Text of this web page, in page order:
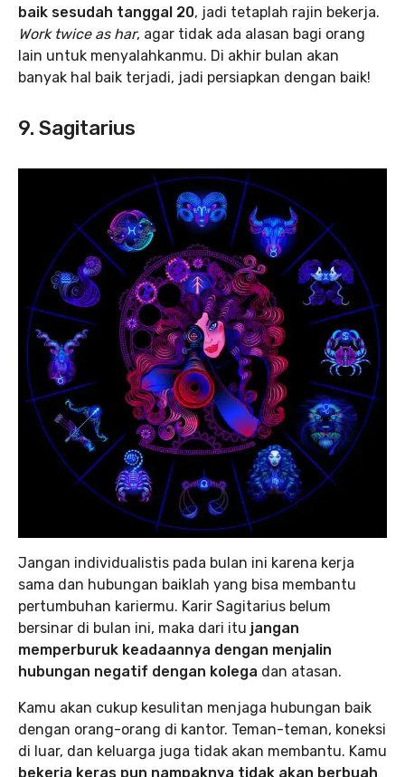
baik sesudah tanggal 20, jadi tetaplah rajin bekerja.
Work twice as har, agar tidak ada alasan bagi orang
lain untuk menyalahkanmu. Di akhir bulan akan
banyak hal baik terjadi, jadi persiapkan dengan baik!
9. Sagitarius
Jangan individualistis pada bulan ini karena kerja
sama dan hubungan baiklah yang bisa membantu
pertumbuhan kariermu. Karir Sagitarius belum
bersinar di bulan ini, maka dari itu jangan
memperburuk keadaannya dengan menjalin
hubungan negatif dengan kolega dan atasan.
Kamu akan cukup kesulitan menjaga hubungan baik
dengan orang-orang di kantor. Teman-teman, koneksi
di luar, dan keluarga juga tidak akan membantu. Kamu
bekerja keras pun nampaknya tidak akan berbuah